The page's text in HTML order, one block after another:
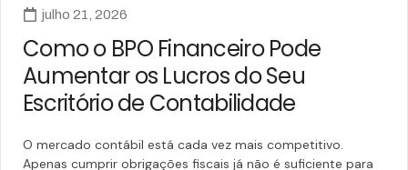
julho 21, 2026
Como o BPO Financeiro Pode
Aumentar os Lucros do Seu
Escritório de Contabilidade
O mercado contábil está cada vez mais competitivo.
Apenas cumprir obrigações fiscais já não é suficiente para